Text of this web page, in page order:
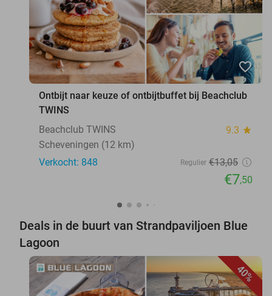
favorite_border
Ontbijt naar keuze of ontbijtbuffet bij Beachclub
TWINS
Beachclub TWINS
9.3 star
Scheveningen (12 km)
Verkocht: 848
Regulier €13,05
€7,50
Deals in de buurt van Strandpaviljoen Blue
Lagoon
40%